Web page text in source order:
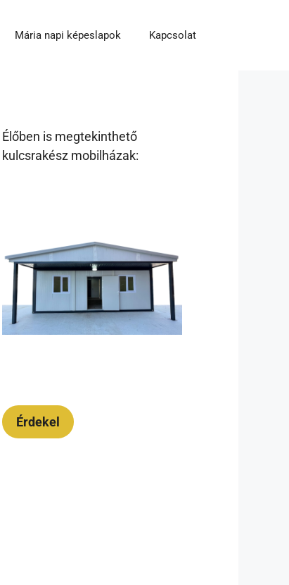
Mária napi képeslapok Kapcsolat
Élőben is megtekinthető
kulcsrakész mobilházak:
Érdekel